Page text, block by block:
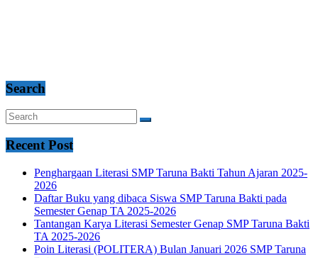
Search
Recent Post
Penghargaan Literasi SMP Taruna Bakti Tahun Ajaran 2025-
2026
Daftar Buku yang dibaca Siswa SMP Taruna Bakti pada
Semester Genap TA 2025-2026
Tantangan Karya Literasi Semester Genap SMP Taruna Bakti
TA 2025-2026
Poin Literasi (POLITERA) Bulan Januari 2026 SMP Taruna